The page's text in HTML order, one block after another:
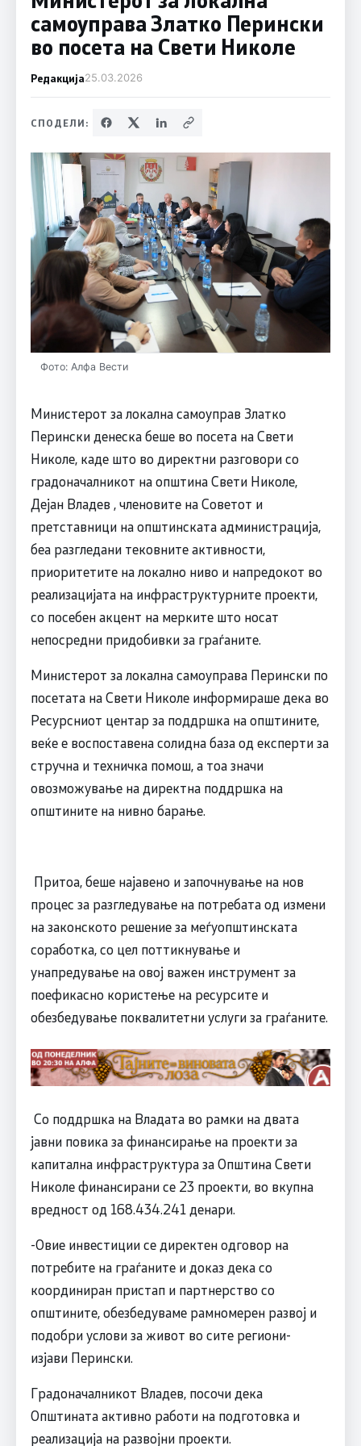
самоуправа Златко Перински
во посета на Свети Николе
Редакција25.03.2026
СПОДЕЛИ:
Фото: Алфа Вести
Министерот за локална самоуправ Златко
Перински денеска беше во посета на Свети
Николе, каде што во директни разговори со
градоначалникот на општина Свети Николе,
Дејан Владев , членовите на Советот и
претставници на општинската администрација,
беа разгледани тековните активности,
приоритетите на локално ниво и напредокот во
реализацијата на инфраструктурните проекти,
со посебен акцент на мерките што носат
непосредни придобивки за граѓаните.
Министерот за локална самоуправа Перински по
посетата на Свети Николе информираше дека во
Ресурсниот центар за поддршка на општините,
веќе е воспоставена солидна база од експерти за
стручна и техничка помош, а тоа значи
овозможување на директна поддршка на
општините на нивно барање.
Притоа, беше најавено и започнување на нов
процес за разгледување на потребата од измени
на законското решение за меѓуопштинската
соработка, со цел поттикнување и
унапредување на овој важен инструмент за
поефикасно користење на ресурсите и
обезбедување поквалитетни услуги за граѓаните.
Со поддршка на Владата во рамки на двата
јавни повика за финансирање на проекти за
капитална инфраструктура за Општина Свети
Николе финансирани се 23 проекти, во вкупна
вредност од 168.434.241 денари.
-Овие инвестиции се директен одговор на
потребите на граѓаните и доказ дека со
координиран пристап и партнерство со
општините, обезбедуваме рамномерен развој и
подобри услови за живот во сите региони-
изјави Перински.
Градоначалникот Владев, посочи дека
Општината активно работи на подготовка и
реализација на развојни проекти.